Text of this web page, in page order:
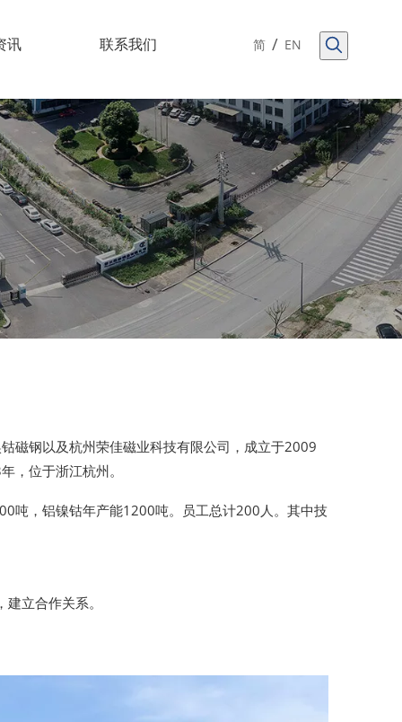
讯 联系我们 简 / EN
磁钢以及杭州荣佳磁业科技有限公司，成立于2009
，位于浙江杭州。
吨，铝镍钴年产能1200吨。员工总计200人。其中技
立合作关系。